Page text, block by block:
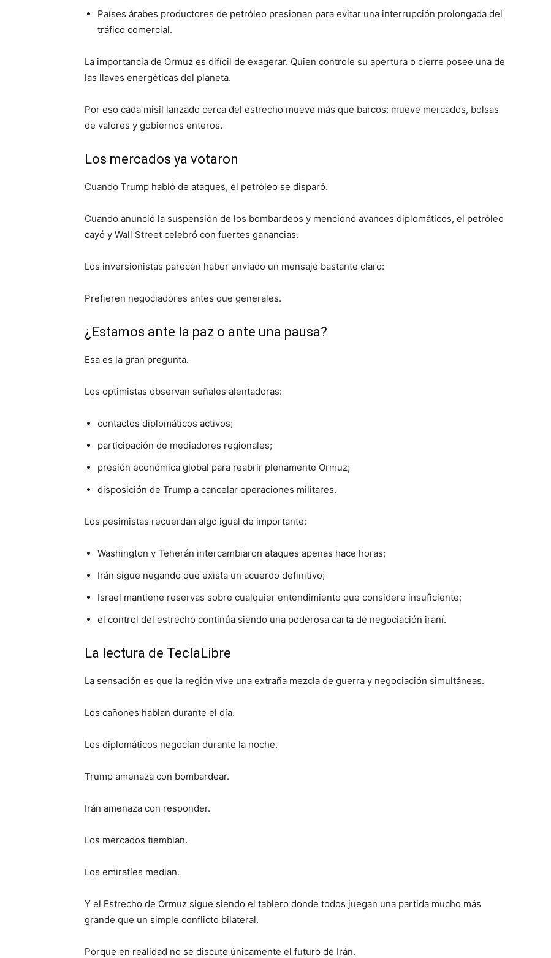
Países árabes productores de petróleo presionan para evitar una interrupción prolongada del
tráfico comercial.
La importancia de Ormuz es difícil de exagerar. Quien controle su apertura o cierre posee una de
las llaves energéticas del planeta.
Por eso cada misil lanzado cerca del estrecho mueve más que barcos: mueve mercados, bolsas
de valores y gobiernos enteros.
Los mercados ya votaron
Cuando Trump habló de ataques, el petróleo se disparó.
Cuando anunció la suspensión de los bombardeos y mencionó avances diplomáticos, el petróleo
cayó y Wall Street celebró con fuertes ganancias.
Los inversionistas parecen haber enviado un mensaje bastante claro:
Prefieren negociadores antes que generales.
¿Estamos ante la paz o ante una pausa?
Esa es la gran pregunta.
Los optimistas observan señales alentadoras:
contactos diplomáticos activos;
participación de mediadores regionales;
presión económica global para reabrir plenamente Ormuz;
disposición de Trump a cancelar operaciones militares.
Los pesimistas recuerdan algo igual de importante:
Washington y Teherán intercambiaron ataques apenas hace horas;
Irán sigue negando que exista un acuerdo definitivo;
Israel mantiene reservas sobre cualquier entendimiento que considere insuficiente;
el control del estrecho continúa siendo una poderosa carta de negociación iraní.
La lectura de TeclaLibre
La sensación es que la región vive una extraña mezcla de guerra y negociación simultáneas.
Los cañones hablan durante el día.
Los diplomáticos negocian durante la noche.
Trump amenaza con bombardear.
Irán amenaza con responder.
Los mercados tiemblan.
Los emiratíes median.
Y el Estrecho de Ormuz sigue siendo el tablero donde todos juegan una partida mucho más
grande que un simple conflicto bilateral.
Porque en realidad no se discute únicamente el futuro de Irán.